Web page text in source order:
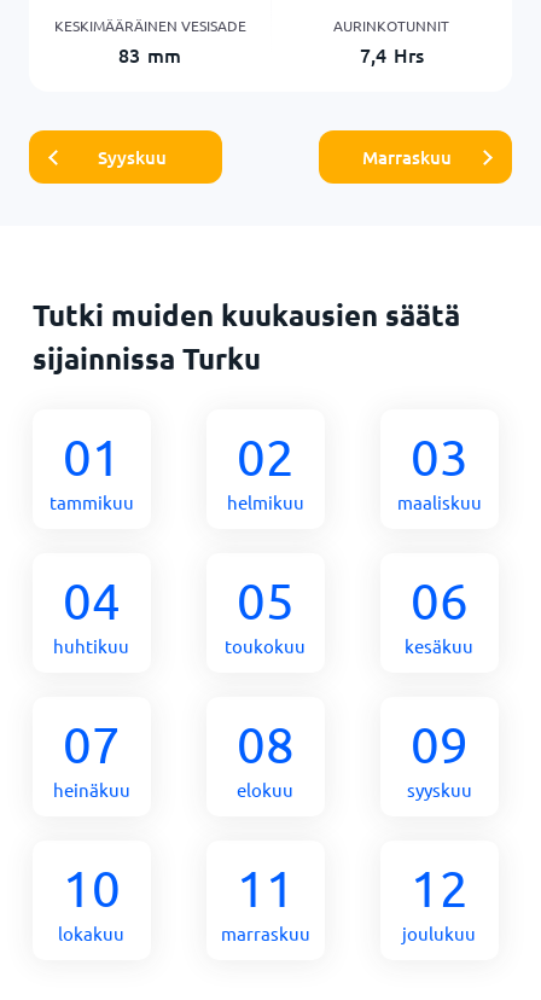
KESKIMÄÄRÄINEN VESISADE
83 mm
AURINKOTUNNIT
7,4 Hrs
Syyskuu Marraskuu
Tutki muiden kuukausien säätä
sijainnissa Turku
01
tammikuu
02
helmikuu
03
maaliskuu
04
huhtikuu
05
toukokuu
06
kesäkuu
07
heinäkuu
08
elokuu
09
syyskuu
10
lokakuu
11
marraskuu
12
joulukuu